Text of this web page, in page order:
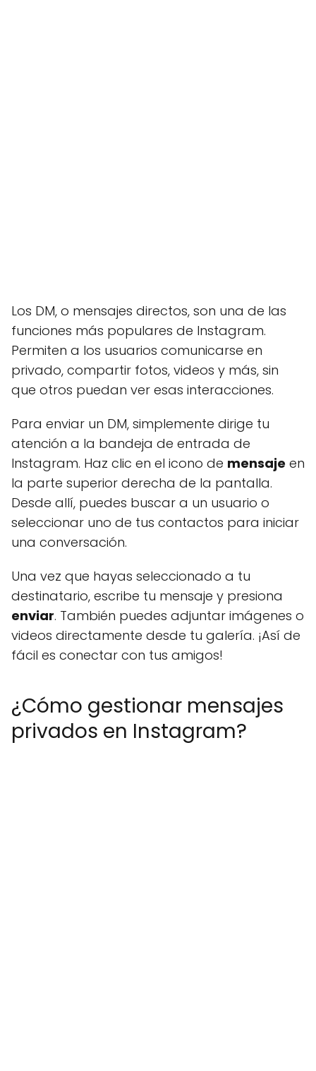
Los DM, o mensajes directos, son una de las
funciones más populares de Instagram.
Permiten a los usuarios comunicarse en
privado, compartir fotos, videos y más, sin
que otros puedan ver esas interacciones.
Para enviar un DM, simplemente dirige tu
atención a la bandeja de entrada de
Instagram. Haz clic en el icono de mensaje en
la parte superior derecha de la pantalla.
Desde allí, puedes buscar a un usuario o
seleccionar uno de tus contactos para iniciar
una conversación.
Una vez que hayas seleccionado a tu
destinatario, escribe tu mensaje y presiona
enviar. También puedes adjuntar imágenes o
videos directamente desde tu galería. ¡Así de
fácil es conectar con tus amigos!
¿Cómo gestionar mensajes
privados en Instagram?